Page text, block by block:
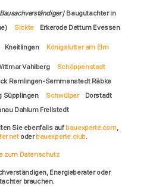
Bausachverständiger/ Baugutachter in
Sickte Erkerode Dettum Evessen
Kneitlingen Königslutter am Elm
Vahlberg
Schöppenstedt
Remlingen-Semmenstedt Räbke
Süpplingen Schwülper
Dorstadt
Dahlum Frellstedt
Sie ebenfalls auf bauexperte.com,
oderbauexperte.club.
zum Datenschutz
Energieberater oder
brauchen.